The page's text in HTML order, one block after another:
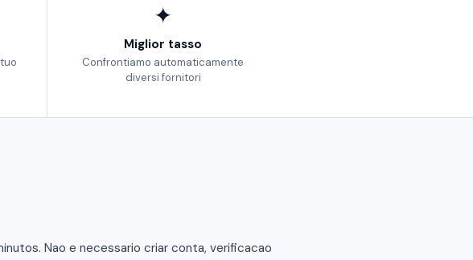
✦
Miglior tasso
Confrontiamo automaticamente
diversi fornitori
Nao e necessario criar conta, verificacao